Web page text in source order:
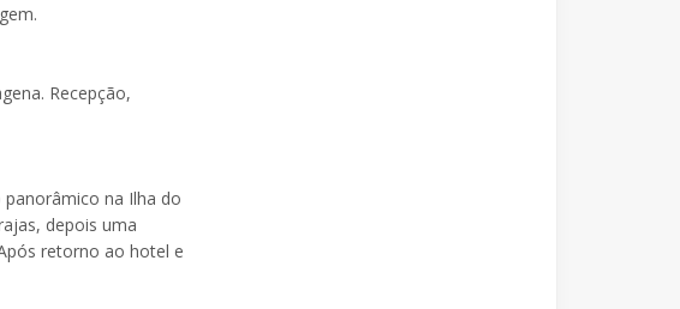
Recepção,
na Ilha do
depois uma
retorno ao hotel e